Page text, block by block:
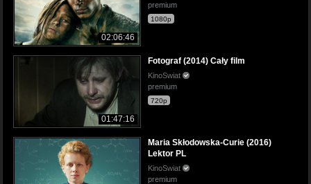
02:06:46
premium
1080p
01:47:16
Fotograf (2014) Cały film
KinoSwiat
premium
720p
Maria Skłodowska-Curie (2016)
Lektor PL
KinoSwiat
premium